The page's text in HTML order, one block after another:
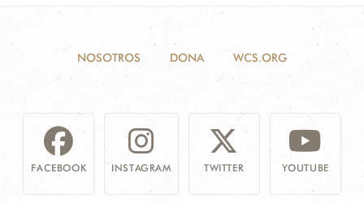
NOSOTROS DONA WCS.ORG
FACEBOOK INSTAGRAM TWITTER YOUTUBE